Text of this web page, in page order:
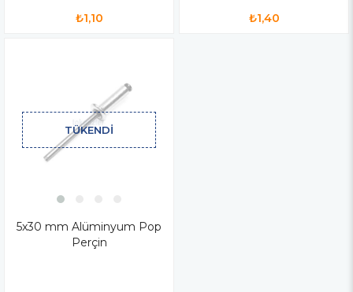
₺1,10 ₺1,40
TÜKENDI
5x30 mm Alüminyum Pop
Perçin